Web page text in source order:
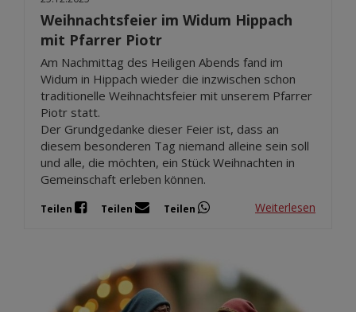
Weihnachtsfeier im Widum Hippach
mit Pfarrer Piotr
Am Nachmittag des Heiligen Abends fand im
Widum in Hippach wieder die inzwischen schon
traditionelle Weihnachtsfeier mit unserem Pfarrer
Piotr statt.
Der Grundgedanke dieser Feier ist, dass an
diesem besonderen Tag niemand alleine sein soll
und alle, die möchten, ein Stück Weihnachten in
Gemeinschaft erleben können.
Teilen Teilen Teilen Weiterlesen